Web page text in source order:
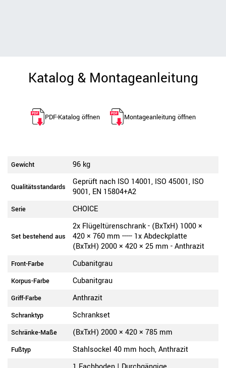
Katalog & Montageanleitung
PDF-Katalog öffnen Montageanleitung öffnen
Gewicht 96 kg
Qualitätsstandards
Geprüft nach ISO 14001, ISO 45001, ISO
9001, EN 15804+A2
Serie CHOICE
Set bestehend aus
2x Flügeltürenschrank - (BxTxH) 1000 ×
420 × 760 mm ----- 1x Abdeckplatte
(BxTxH) 2000 × 420 × 25 mm - Anthrazit
Front-Farbe Cubanitgrau
Korpus-Farbe Cubanitgrau
Griff-Farbe Anthrazit
Schranktyp Schrankset
Schränke-Maße (BxTxH) 2000 × 420 × 785 mm
Fußtyp Stahlsockel 40 mm hoch, Anthrazit